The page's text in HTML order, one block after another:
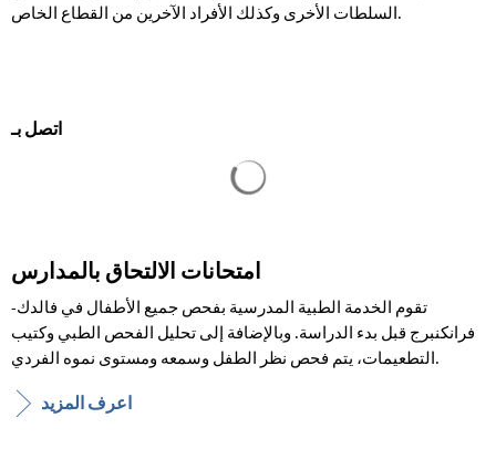
السلطات الأخرى وكذلك الأفراد الآخرين من القطاع الخاص.
اتصل بـ
امتحانات الالتحاق بالمدارس
تقوم الخدمة الطبية المدرسية بفحص جميع الأطفال في فالدك-
فرانكنبرج قبل بدء الدراسة. وبالإضافة إلى تحليل الفحص الطبي وكتيب
التطعيمات، يتم فحص نظر الطفل وسمعه ومستوى نموه الفردي.
اعرف المزيد